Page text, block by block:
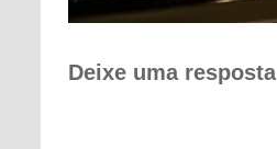
Deixe uma resposta